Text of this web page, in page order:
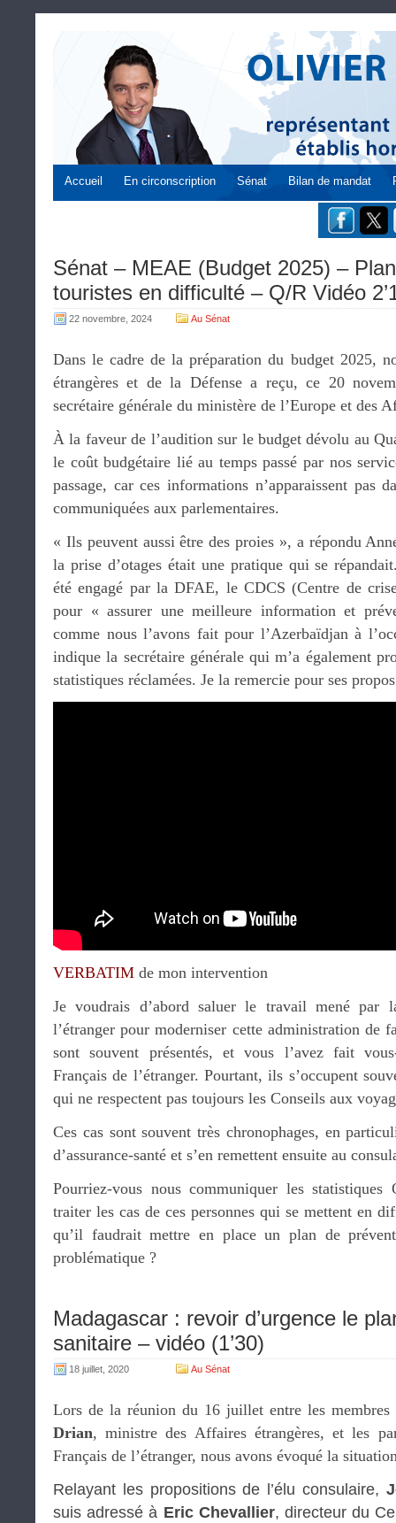
Accueil En circonscription Sénat Bilan de mandat
Sénat – MEAE (Budget 2025) –
touristes en difficulté – Q/R Vidéo
22 novembre, 2024 Au Sénat
Dans le cadre de la préparation du budget 2025,
étrangères et de la Défense a reçu, ce 20
secrétaire générale du ministère de l’Europe et des
À la faveur de l’audition sur le budget dévolu au
le coût budgétaire lié au temps passé par nos
passage, car ces informations n’apparaissent pas
communiquées aux parlementaires.
« Ils peuvent aussi être des proies », a répondu
la prise d’otages était une pratique qui se
été engagé par la DFAE, le CDCS (Centre de
pour « assurer une meilleure information et
comme nous l’avons fait pour l’Azerbaïdjan à
indique la secrétaire générale qui m’a également
statistiques réclamées. Je la remercie pour ses
VERBATIM de mon intervention
Je voudrais d’abord saluer le travail mené par
l’étranger pour moderniser cette administration de
sont souvent présentés, et vous l’avez fait
Français de l’étranger. Pourtant, ils s’occupent
qui ne respectent pas toujours les Conseils aux
Ces cas sont souvent très chronophages, en
d’assurance-santé et s’en remettent ensuite au
Pourriez-vous nous communiquer les
traiter les cas de ces personnes qui se mettent en
qu’il faudrait mettre en place un plan de
problématique ?
Madagascar : revoir d’urgence le
sanitaire – vidéo (1’30)
18 juillet, 2020 Au Sénat
Lors de la réunion du 16 juillet entre les
Drian, ministre des Affaires étrangères, et les
Français de l’étranger, nous avons évoqué la
Relayant les propositions de l’élu consulaire,
suis adressé à Eric Chevallier, directeur du